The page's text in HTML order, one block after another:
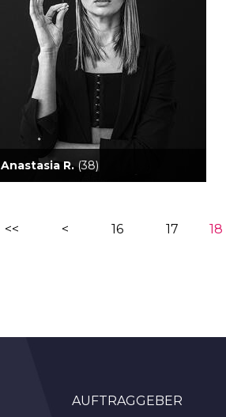
Anastasia R.(38)
<< < 16 17 18
AUFTRAGGEBER